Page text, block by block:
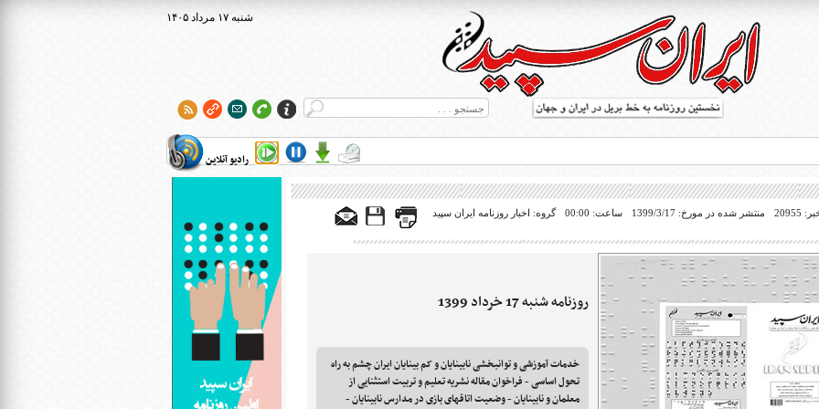
۱۴۰۵ شنبه ۱۷ مرداد
رادیو آنلاین
بریل در جهان
منتشر شده در مورخ: 1399/3/17 ساعت: 00:00 گروه: اخبار روزنامه ایران سپید
روزنامه شنبه 17 خرداد 1399
خدمات آموزشی و توانبخشی نابینایان و کم بینایان ایران چشم به راه
تحول اساسی - فراخوان مقاله نشریه تعلیم و تربیت استثنایی از
معلمان و نابینایان - وضعیت اتاقهای بازی در مدارس نابینایان -